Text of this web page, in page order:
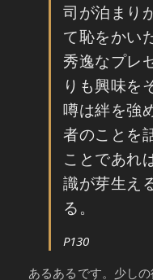
司が泊まり
て恥をかい
秀逸なプレ
りも興味を
噂は絆を強
者のことを
ことであれ
識が芽生え
る。
P130
あるあるです。少し